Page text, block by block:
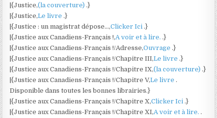
|{Justice,(la couverture).}
|{Justice,Le livre.}
|{Justice : un magistrat dépose…,Clicker Ici.}
|{Justice aux Canadiens-Français !,A voir et à lire..}
|{Justice aux Canadiens-Français !/Adresse,Ouvrage.}
|{Justice aux Canadiens-Français !/Chapitre III,Le livre.}
|{Justice aux Canadiens-Français !/Chapitre IX,(la couverture).}
|{Justice aux Canadiens-Français !/Chapitre V,Le livre.
Disponible dans toutes les bonnes librairies.}
|{Justice aux Canadiens-Français !/Chapitre X,Clicker Ici.}
|{Justice aux Canadiens-Français !/Chapitre XI,A voir et à lire..